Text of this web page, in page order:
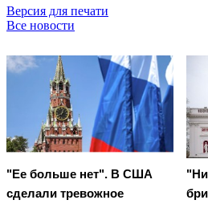
Версия для печати
Все новости
"Ее больше нет". В США
сделали тревожное